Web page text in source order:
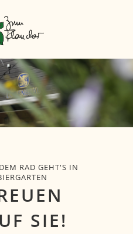
RAD GEHT'S IN U
SIE!